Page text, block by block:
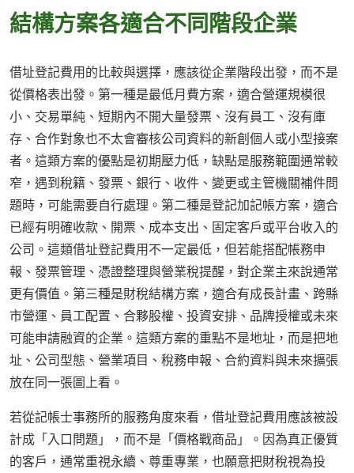
結構方案各適合不同階段企業
借址登記費用的比較與選擇，應該從企業階段出發，而不是
從價格表出發。第一種是最低月費方案，適合營運規模很
小、交易單純、短期內不開大量發票、沒有員工、沒有庫
存、合作對象也不太會審核公司資料的新創個人或小型接案
者。這類方案的優點是初期壓力低，缺點是服務範圍通常較
窄，遇到稅籍、發票、銀行、收件、變更或主管機關補件問
題時，可能需要自行處理。第二種是登記加記帳方案，適合
已經有明確收款、開票、成本支出、固定客戶或平台收入的
公司。這類借址登記費用不一定最低，但若能搭配帳務申
報、發票管理、憑證整理與營業稅提醒，對企業主來說通常
更有價值。第三種是財稅結構方案，適合有成長計畫、跨縣
市營運、員工配置、合夥股權、投資安排、品牌授權或未來
可能申請融資的企業。這類方案的重點不是地址，而是把地
址、公司型態、營業項目、稅務申報、合約資料與未來擴張
放在同一張圖上看。
若從記帳士事務所的服務角度來看，借址登記費用應該被設
計成「入口問題」，而不是「價格戰商品」。因為真正優質
的客戶，通常重視永續、尊重專業，也願意把財稅視為投